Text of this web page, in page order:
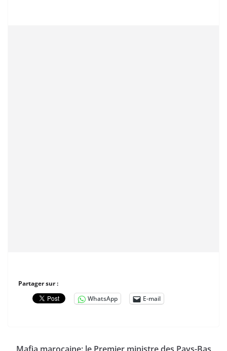
Partager sur :
WhatsApp
E-mail